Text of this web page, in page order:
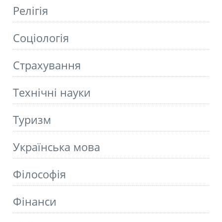
Релігія
Соціологія
Страхування
Технічні науки
Туризм
Українська мова
Філософія
Фінанси